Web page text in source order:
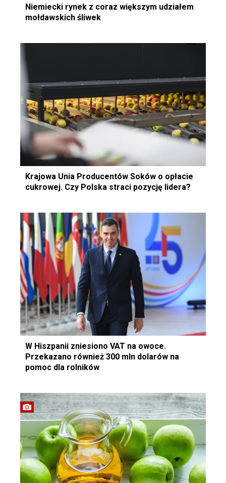
Niemiecki rynek z coraz większym udziałem
mołdawskich śliwek
Krajowa Unia Producentów Soków o opłacie
cukrowej. Czy Polska straci pozycję lidera?
W Hiszpanii zniesiono VAT na owoce.
Przekazano również 300 mln dolarów na
pomoc dla rolników